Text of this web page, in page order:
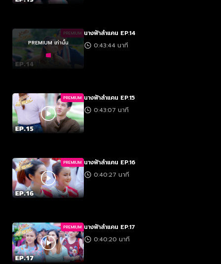
PREMIUM
PREMIUM เท่านั้น
นางฟ้าลำแคน EP.14
0:43:44 นาที
PREMIUM นางฟ้าลำแคน EP.15
0:43:07 นาที
PREMIUM นางฟ้าลำแคน EP.16
0:40:27 นาที
PREMIUM นางฟ้าลำแคน EP.17
0:40:20 นาที